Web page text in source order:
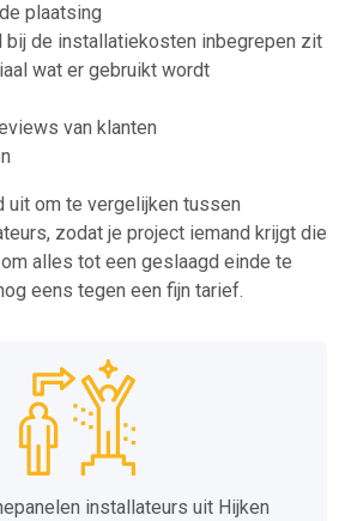
plaatsing
bij de installatiekosten inbegrepen zit
wat er gebruikt wordt
van klanten
uit om te vergelijken tussen
zodat je project iemand krijgt die
alles tot een geslaagd einde te
eens tegen een fijn tarief.
installateurs uit Hijken